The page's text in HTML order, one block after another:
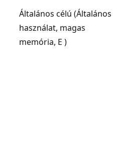
Általános célú (Általános
használat, magas
memória, E )